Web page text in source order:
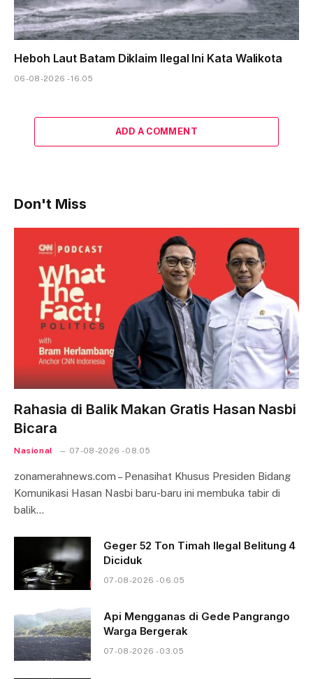
Heboh Laut Batam Diklaim Ilegal Ini Kata Walikota
06-08-2026 - 16.05
ADD A COMMENT
Don't Miss
Rahasia di Balik Makan Gratis Hasan Nasbi
Bicara
Nasional 07-08-2026 - 08.05
zonamerahnews.com – Penasihat Khusus Presiden Bidang
Komunikasi Hasan Nasbi baru-baru ini membuka tabir di
balik…
Geger 52 Ton Timah Ilegal Belitung 4
Diciduk
07-08-2026 - 06.05
Api Mengganas di Gede Pangrango
Warga Bergerak
07-08-2026 - 03.05